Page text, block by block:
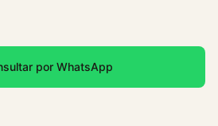
por WhatsApp